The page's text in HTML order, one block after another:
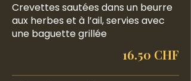
Crevettes sautées dans un beurre
aux herbes et à l’ail, servies avec
une baguette grillée
16.50 CHF